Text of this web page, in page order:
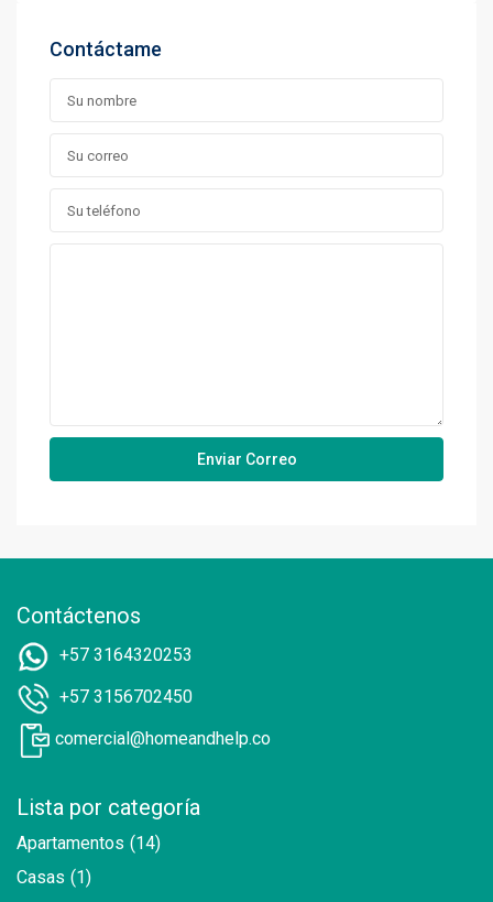
Contáctame
Contáctenos
+57 3164320253
+57 3156702450
comercial@homeandhelp.co
Lista por categoría
Apartamentos (14)
Casas (1)